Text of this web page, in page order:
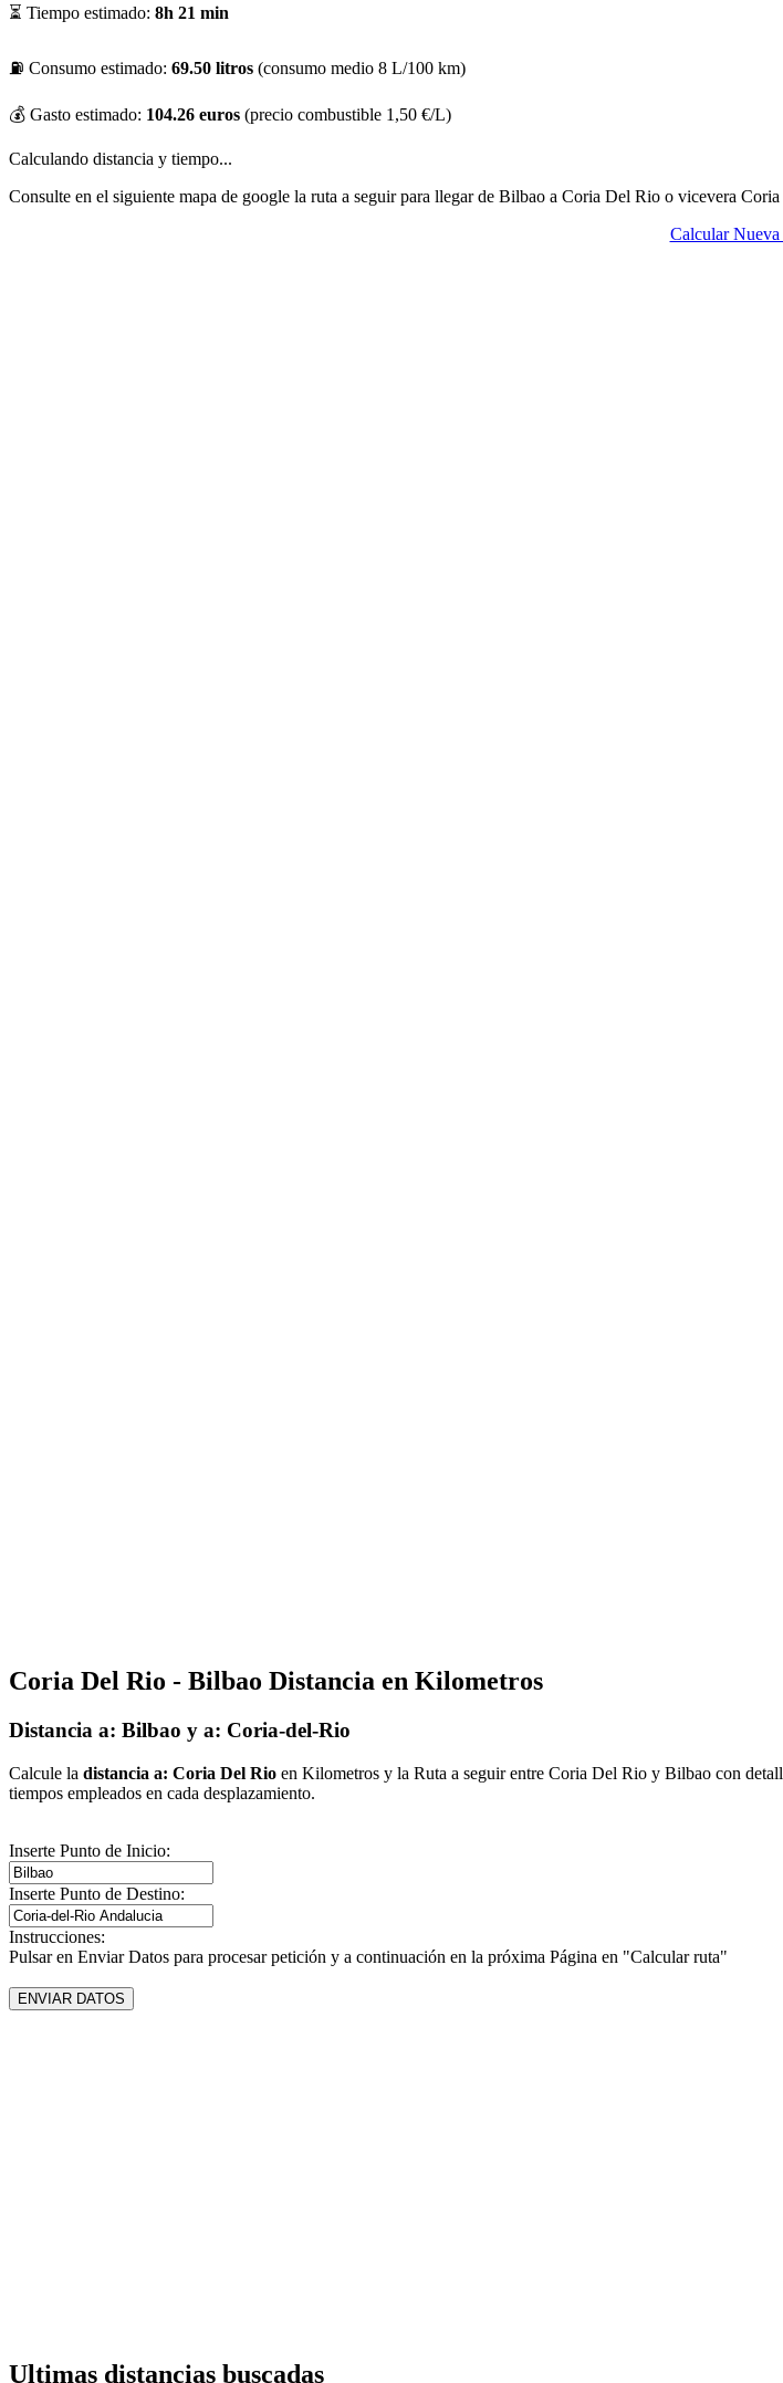
⏳ Tiempo estimado: 8h 21 min
⛽ Consumo estimado: 69.50 litros (consumo medio 8 L/100 km)
💰 Gasto estimado: 104.26 euros (precio combustible 1,50 €/L)
Calculando distancia y tiempo...
Consulte en el siguiente mapa de google la ruta a seguir para llegar de Bilbao a Coria Del Rio o vicevera
Calcular Nueva
Coria Del Rio - Bilbao Distancia en Kilometros
Distancia a: Bilbao y a: Coria-del-Rio
Calcule la distancia a: Coria Del Rio en Kilometros y la Ruta a seguir entre Coria Del Rio y Bilbao con
tiempos empleados en cada desplazamiento.
Inserte Punto de Inicio:
Inserte Punto de Destino:
Instrucciones:
Pulsar en Enviar Datos para procesar petición y a continuación en la próxima Página en "Calcular ruta"
Ultimas distancias buscadas